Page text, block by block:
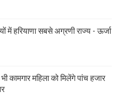
में हरियाणा सबसे अग्रणी राज्य - ऊर्जा
कामगार महिला को मिलेंगे पांच हजार